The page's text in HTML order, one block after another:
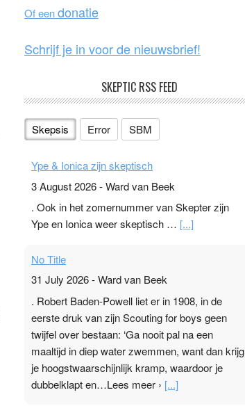
k
Of eendonatie
Schrijf je in voor de nieuwsbrief!
SKEPTIC RSS FEED
Skepsis Error SBM
Ype & Ionica zijn skeptisch
3 August 2026-Ward van Beek
. Ook in het zomernummer van Skepter zijn
Ype en Ionica weer skeptisch … [...]
No Title
31 July 2026-Ward van Beek
. Robert Baden-Powell liet er in 1908, in de
eerste druk van zijn Scouting for boys geen
twijfel over bestaan: ‘Ga nooit pal na een
maaltijd in diep water zwemmen, want dan krijg
je hoogstwaarschijnlijk kramp, waardoor je
dubbelklapt en…Lees meer › [...]